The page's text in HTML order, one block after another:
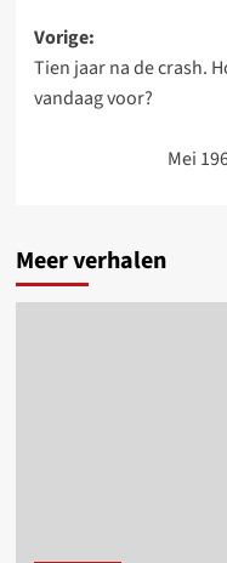
Bericht
navigatie
Vorige:
Tien jaar na de crash.
vandaag voor?
Mei
Meer verhalen